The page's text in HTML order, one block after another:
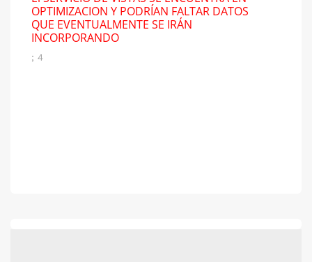
OPTIMIZACION Y PODRÍAN FALTAR DATOS
QUE EVENTUALMENTE SE IRÁN
INCORPORANDO
; 4